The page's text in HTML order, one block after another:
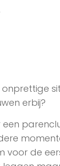
erbij?
een
voor de